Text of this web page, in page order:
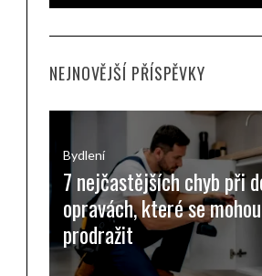
c
NEJNOVĚJŠÍ PŘÍSPĚVKY
Bydlení
7 nejčastějších chyb při
opravách, které se mohou
prodražit